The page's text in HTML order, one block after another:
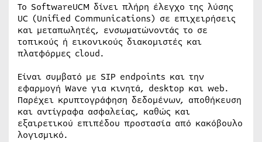
Το SoftwareUCM δίνει πλήρη έλεγχο της λύσης
UC (Unified Communications) σε επιχειρήσεις
και μεταπωλητές, ενσωματώνοντάς το σε
τοπικούς ή εικονικούς διακομιστές και
πλατφόρμες cloud.
Είναι συμβατό με SIP endpoints και την
εφαρμογή Wave για κινητά, desktop και web.
Παρέχει κρυπτογράφηση δεδομένων, αποθήκευση
και αντίγραφα ασφαλείας, καθώς και
εξαιρετικού επιπέδου προστασία από κακόβουλο
λογισμικό.